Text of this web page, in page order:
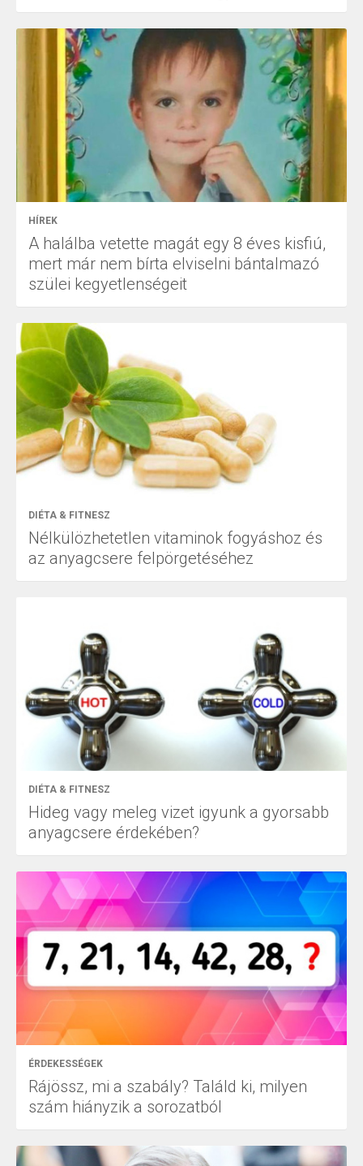
HÍREK
A halálba vetette magát egy 8 éves kisfiú,
mert már nem bírta elviselni bántalmazó
szülei kegyetlenségeit
DIÉTA & FITNESZ
Nélkülözhetetlen vitaminok fogyáshoz és
az anyagcsere felpörgetéséhez
DIÉTA & FITNESZ
Hideg vagy meleg vizet igyunk a gyorsabb
anyagcsere érdekében?
ÉRDEKESSÉGEK
Rájössz, mi a szabály? Találd ki, milyen
szám hiányzik a sorozatból